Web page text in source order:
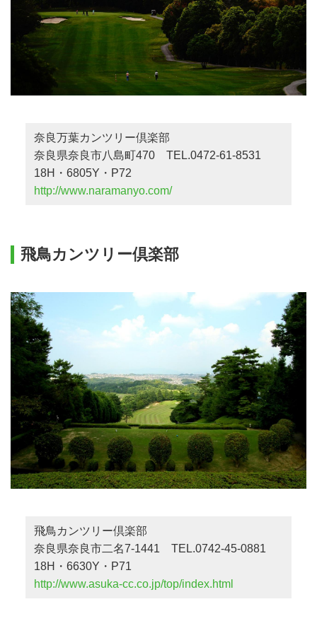
奈良万葉カンツリー倶楽部
奈良県奈良市八島町470 TEL.0472-61-8531
18H・6805Y・P72
http://www.naramanyo.com/
飛鳥カンツリー倶楽部
飛鳥カンツリー倶楽部
奈良県奈良市二名7-1441 TEL.0742-45-0881
18H・6630Y・P71
http://www.asuka-cc.co.jp/top/index.html